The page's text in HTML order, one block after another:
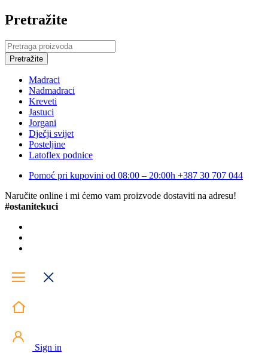
Pretražite
Madraci
Nadmadraci
Kreveti
Jastuci
Jorgani
Dječji svijet
Posteljine
Latoflex podnice
Pomoć pri kupovini od 08:00 – 20:00h +387 30 707 044
Naručite online i mi ćemo vam proizvode dostaviti na adresu!
#ostanitekuci
Sign in